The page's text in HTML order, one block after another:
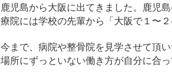
鹿児島から大阪に出てきました。鹿児
療院には学校の先輩から「大阪で１〜
今まで、病院や整骨院を見学させて頂
場所にずっといない働き方が自分に合っ